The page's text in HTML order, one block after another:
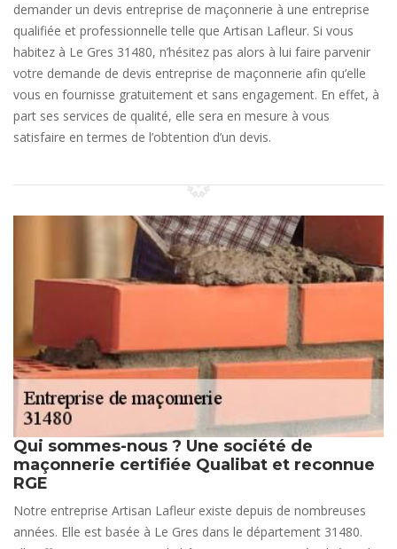
demander un devis entreprise de maçonnerie à une entreprise
qualifiée et professionnelle telle que Artisan Lafleur. Si vous
habitez à Le Gres 31480, n’hésitez pas alors à lui faire parvenir
votre demande de devis entreprise de maçonnerie afin qu’elle
vous en fournisse gratuitement et sans engagement. En effet, à
part ses services de qualité, elle sera en mesure à vous
satisfaire en termes de l’obtention d’un devis.
Qui sommes-nous ? Une société de
maçonnerie certifiée Qualibat et reconnue
RGE
Notre entreprise Artisan Lafleur existe depuis de nombreuses
années. Elle est basée à Le Gres dans le département 31480.